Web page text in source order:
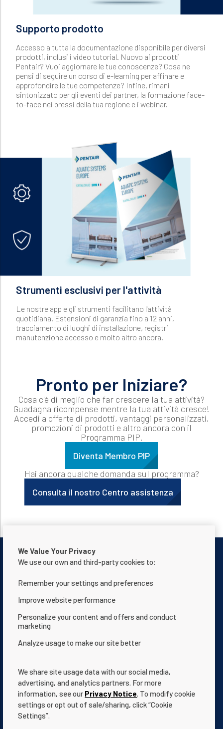
Supporto prodotto
Accesso a tutta la documentazione disponibile per diversi
prodotti, inclusi i video tutorial. Nuovo ai prodotti
Pentair? Vuoi aggiornare le tue conoscenze? Cosa ne
pensi di seguire un corso di e-learning per affinare e
approfondire le tue competenze? Infine, rimani
sintonizzato per gli eventi dei partner, la formazione face-
to-face nei pressi della tua regione e i webinar.
Strumenti esclusivi per l'attività
Le nostre app e gli strumenti facilitano l'attività
quotidiana. Estensioni di garanzia fino a 12 anni,
tracciamento di luoghi di installazione, registri
manutenzione accesso e molto altro ancora.
Pronto per Iniziare?
Cosa c'è di meglio che far crescere la tua attività?
Guadagna ricompense mentre la tua attività cresce!
Accedi a offerte di prodotti, vantaggi personalizzati,
promozioni di prodotti e altro ancora con il
Programma PIP.
Diventa Membro PIP
Hai ancora qualche domanda sul programma?
Consulta il nostro Centro assistenza
Contattaci
Informativa sulla privacy
Condizioni d'uso
Chi siamo
Dichiarazione sull’accessibilità del sito web
Termini e condizioni
App Terms & Conditions
Cookie Settings
We Value Your Privacy
We use our own and third-party cookies to:
Remember your settings and preferences
Improve website performance
Personalize your content and offers and conduct
marketing
Analyze usage to make our site better
We share site usage data with our social media,
advertising, and analytics partners. For more
information, see our Privacy Notice. To modify cookie
settings or opt out of sale/sharing, click “Cookie
Settings”.